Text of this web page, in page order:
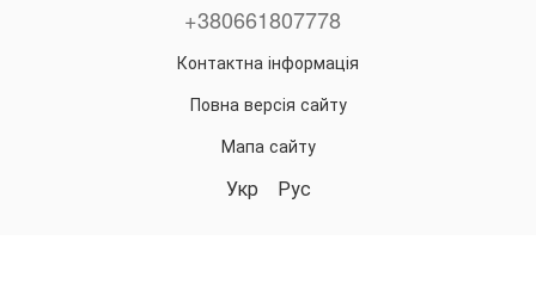
+380661807778
Контактна інформація
Повна версія сайту
Мапа сайту
Укр Рус